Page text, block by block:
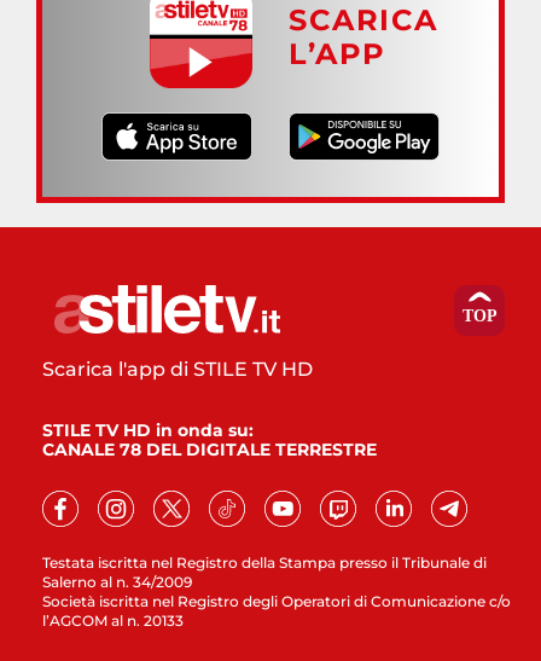
SCARICA
L’APP
Testata iscritta nel Registro della Stampa presso il Tribunale di
Salerno al n. 34/2009
Società iscritta nel Registro degli Operatori di Comunicazione c/o
l’AGCOM al n. 20133
Scarica l'app di STILE TV HD
STILE TV HD in onda su:
CANALE 78 DEL DIGITALE TERRESTRE